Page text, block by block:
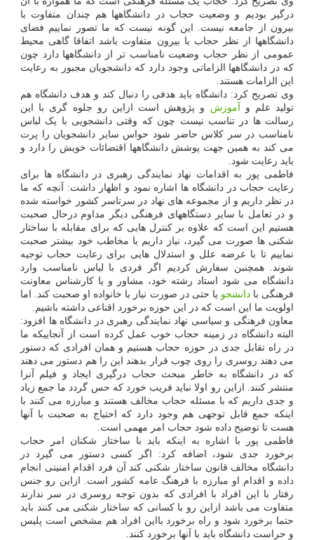
درگیر بودیم و وضعیت حجاب در دانشگاهها هم چندان متفاوت با
بیرون از جامعه نیست. این گونه نیست که ما تصور نماییم فضای
دانشگاهها از نظر حجاب با بیرون متفاوت باشد اتفاقا گاهی محیط
عمومی از نظر حجاب وضعیت نامناسب تر از دانشگاهها دارد چون
که در دانشگاهها الزاماتی وجود دارد که دانشجویان مجبور به رعایت
این الزامات هستند.
وی تصریح کرد: دانشگاه باید هدفی را دنبال کند و هدف دانشگاه هم
تولید علم و آموزش و پژوهش است ازاین رو جلوه گری با این
رسالت ها در تناسب نیست چون که وقتی دانشجویی با یک لباس
نامناسب در سر کلاس حاضر شود حواس سایر دانشجویان را پرت
می کند به همین جهت پوشش دانشگاهها اقتضائات خویش را دارد و
باید رعایت شود.
فاطمی پور به اقدامات نهاد نمایندگی رهبری در دانشگاه ها برای
رعایت حجاب در دانشگاه ها اشاره نمود و اظهار داشت: آنچه که ما
در نظر داریم و از مجموعه های نهاد در سرتاسر کشور خواسته شده
و در تعامل با سایر دستگاههای فرهنگی دیگر مداوم درحال صحبت
هستیم این است که علاوه بر کنترل هایی که برای مقابله با ساختار
شکنی ها صورت می گیرد، نیاز داریم با مخاطب خود بیشتر صحبت
نماییم تا با عرضه علل و استدلال هایی برای رعایت حجاب توجیه
شوند. همچنبن سفارش کردیم اگر فردی با لباس نامناسب وارد
دانشگاه می شود استاد رشته خود، مشاور و یا کارشناس معاونت
فرهنگی بادانشجو یا حتی در صورت نیاز با خانواده او صحبت کند. اما
اولویت ما این است که در این حوزه برخورد اقناعی داشته باشیم.
معاون فرهنگی و سیاسی نهاد نمایندگی رهبری در دانشگاه ها افزود:
البته دانشگاه در زمینه حجاب خوب عمل کرده است از آنجاییکه ما
در راه تقابل جدی در حوزه حجاب هستیم و همان افرادی که دستور
می دهند روسری را روی چوب قرار بدهند این را هم دستور می دهند
که در دانشگاه به خاطر مبحث حجاب درگیری ایجاد و فیلم آنرا
منتشر کنند. ازاین رو اولا نباید فریب خورد که حس گردد ما جمع زیاد
و جدی داریم که با مسئله حجاب مخالف هستند و مبارزه می کنند با
اینکه جمع قابل توجهی هم وجود دارد که احتیاج به صحبت با آنها
هست تا توضیح داده شود حجاب امر مهمی است.
فاطمی پور با اشاره به اینکه باید با ساختار شکنان امر حجاب
برخورد جدی شود، اضافه کرد: اگر کسی دستور می گیرد در
دانشگاه مخالف قانون ساختار شکنی کند آن فرد اقدام امنیتی انجام
داده و اقدام او مبارزه با فرهنگ عامه کشور است. ازاین رو جنس
رفتار با این افراد با افرادی که بدون توجه روسری در سر ندارند
متفاوت می باشد ازاین رو با کسانی که ساختار شکنی می کنند باید
حتما برخورد شود و راه برخورد بااین افراد هم مشخص است پلیس
و حراست دانشگاه باید با آنها برخورد کنند.